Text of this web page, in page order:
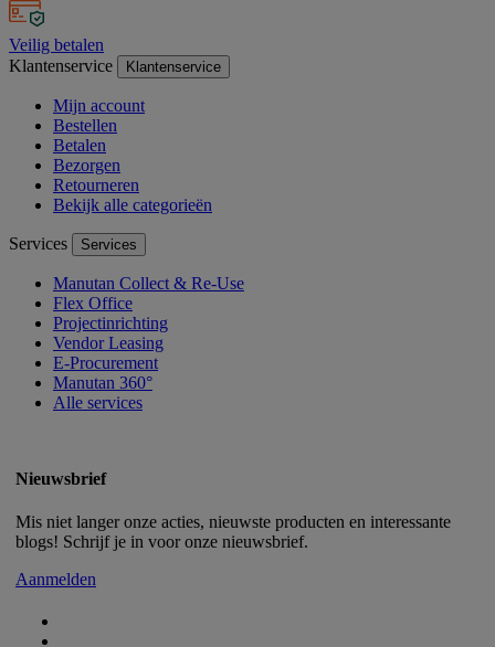
Veilig betalen
Klantenservice
Klantenservice
Mijn account
Bestellen
Betalen
Bezorgen
Retourneren
Bekijk alle categorieën
Services Services
Manutan Collect & Re-Use
Flex Office
Projectinrichting
Vendor Leasing
E-Procurement
Manutan 360°
Alle services
Nieuwsbrief
Mis niet langer onze acties, nieuwste producten en interessante
blogs! Schrijf je in voor onze nieuwsbrief.
Aanmelden